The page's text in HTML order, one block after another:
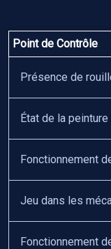
Point de Contrôle
Présence de
État de la
Fonctionnement
Jeu dans les
Fonctionnement